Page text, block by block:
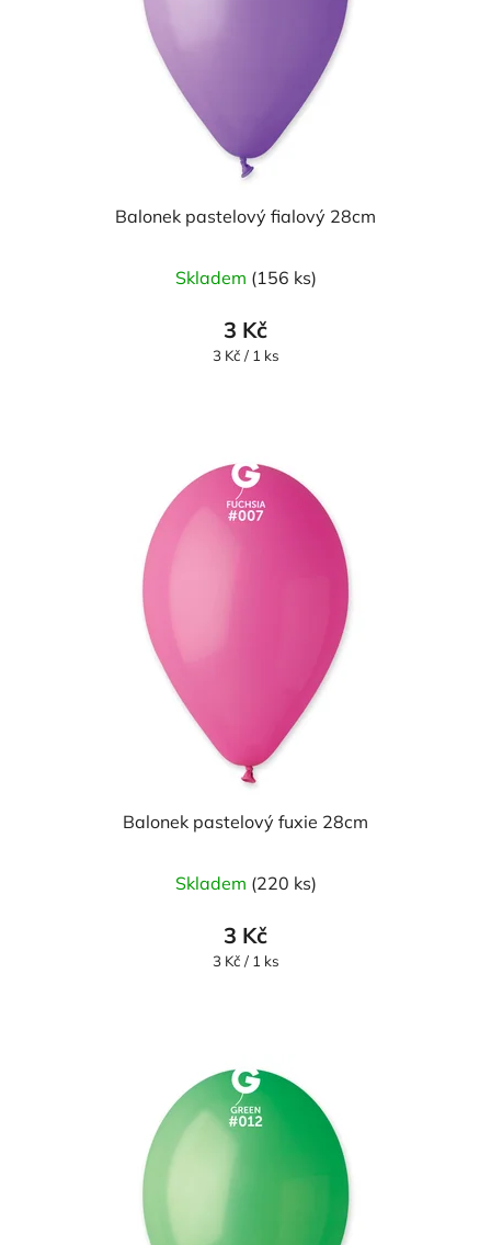
Balonek pastelový fialový 28cm
hodnocení
produktu
je
hvězdiček.
Skladem (156 ks)
3 Kč
Měrná
3 Kč / 1 ks
Balonek pastelový fuxie 28cm
Skladem (220 ks)
3 Kč
Měrná
3 Kč / 1 ks